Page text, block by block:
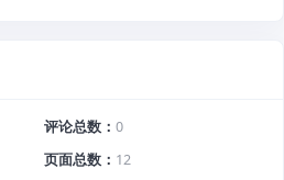
评论总数
0
页面总数
12